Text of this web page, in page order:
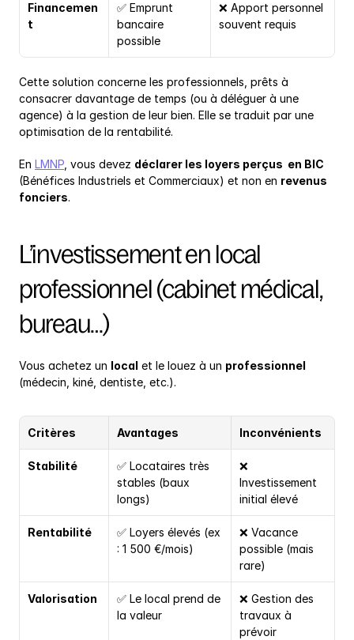
Financemen
t
✅ Emprunt
bancaire
possible
❌ Apport personnel
souvent requis
Cette solution concerne les professionnels, prêts à
consacrer davantage de temps (ou à déléguer à une
agence) à la gestion de leur bien. Elle se traduit par une
optimisation de la rentabilité.
En LMNP , vous devez déclarer les loyers perçus  en BIC
(Bénéfices Industriels et Commerciaux) et non en revenus
fonciers.
L’investissement en local
professionnel (cabinet médical,
bureau…)
Vous achetez un local et le louez à un professionnel
(médecin, kiné, dentiste, etc.).
Critères Avantages Inconvénients
Stabilité
✅ Locataires très
stables (baux
longs)
❌
Investissement
initial élevé
Rentabilité
✅ Loyers élevés (ex
: 1 500 €/mois)
❌ Vacance
possible (mais
rare)
Valorisation
✅ Le local prend de
la valeur
❌ Gestion des
travaux à
prévoir